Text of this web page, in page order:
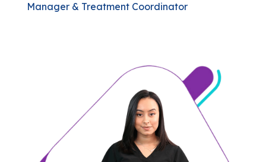
Manager & Treatment Coordinator